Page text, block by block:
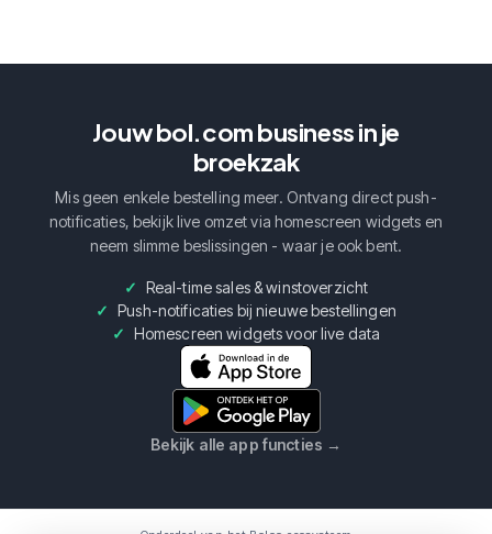
Jouw bol.com business in je
broekzak
Mis geen enkele bestelling meer. Ontvang direct push-
notificaties, bekijk live omzet via homescreen widgets en
neem slimme beslissingen - waar je ook bent.
Real-time sales & winstoverzicht
Push-notificaties bij nieuwe bestellingen
Homescreen widgets voor live data
Bekijk alle app functies →